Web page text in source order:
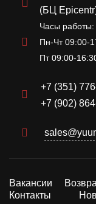
(БЦ
Часы работы:
Пн-Чт 09:00-
Пт 09:00-
+7 (351)
+7 (902)
Вакансии
Контакты